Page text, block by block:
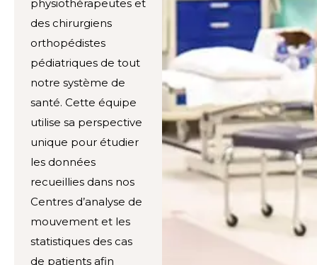
physiothérapeutes et
des chirurgiens
orthopédistes
pédiatriques de tout
notre système de
santé. Cette équipe
utilise sa perspective
unique pour étudier
les données
recueillies dans nos
Centres d’analyse de
mouvement et les
statistiques des cas
de patients afin